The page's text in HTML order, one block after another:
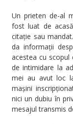
Un prieten de-al
fost luat de
citație sau
da informații
acestea cu
de intimidare la
mei au avut loc
mașini
nici un dubiu în
mesajul transmis